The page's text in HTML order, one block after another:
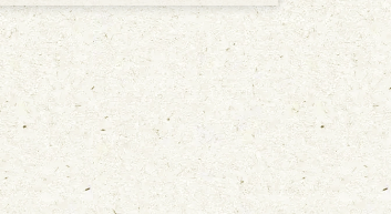
tôi để bắt đầu lên kế
của bạn ngay bây giờ.